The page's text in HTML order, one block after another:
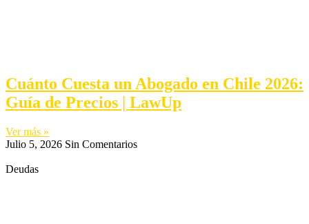
Cuánto Cuesta un Abogado en Chile 2026:
Guía de Precios | LawUp
Ver más »
Julio 5, 2026 Sin Comentarios
Deudas